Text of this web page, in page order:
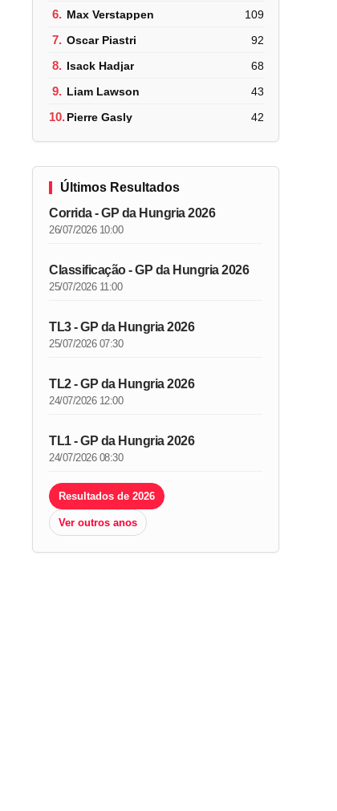
6. Max Verstappen 109
7. Oscar Piastri 92
8. Isack Hadjar 68
9. Liam Lawson 43
10.Pierre Gasly 42
Últimos Resultados
Corrida - GP da Hungria 2026
26/07/2026 10:00
Classificação - GP da Hungria 2026
25/07/2026 11:00
TL3 - GP da Hungria 2026
25/07/2026 07:30
TL2 - GP da Hungria 2026
24/07/2026 12:00
TL1 - GP da Hungria 2026
24/07/2026 08:30
Resultados de 2026
Ver outros anos